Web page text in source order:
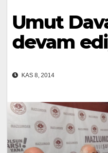
Umut
devam
KAS 8, 2014